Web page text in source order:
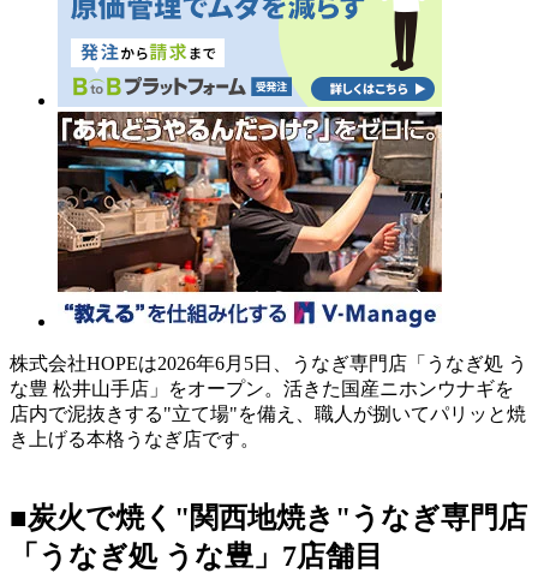
株式会社HOPEは2026年6月5日、うなぎ専門店「うなぎ処 う
な豊 松井山手店」をオープン。活きた国産ニホンウナギを
店内で泥抜きする"立て場"を備え、職人が捌いてパリッと焼
き上げる本格うなぎ店です。
■炭火で焼く"関西地焼き"うなぎ専門店
「うなぎ処 うな豊」7店舗目